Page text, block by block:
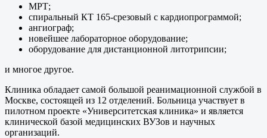
МРТ;
спиральный КТ 165-срезовый с кардиопрограммой;
ангиограф;
новейшее лабораторное оборудование;
оборудование для дистанционной литотрипсии;
и многое другое.
Клиника обладает самой большой реанимационной службой в
Москве, состоящей из 12 отделений. Больница участвует в
пилотном проекте «Университетская клиника» и является
клинической базой медицинских ВУЗов и научных
организаций.